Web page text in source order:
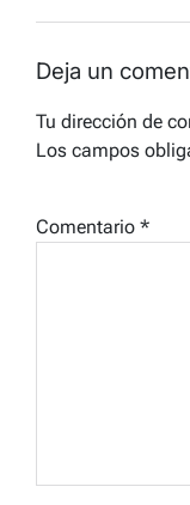
Deja un
Tu dirección de
Los campos
Comentario *